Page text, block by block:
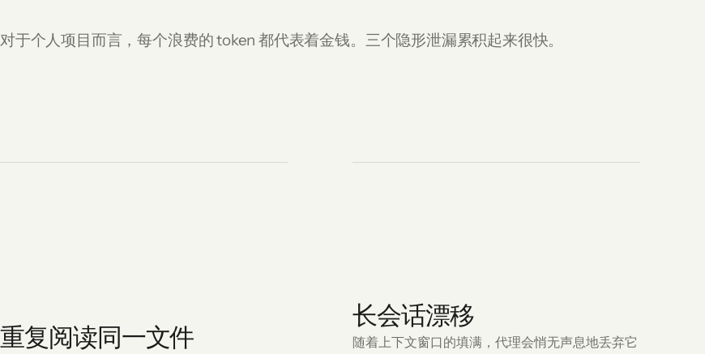
对于个人项目而言，每个浪费的 token 都代表着金钱。三个隐形泄漏累积起来很快。
重复阅读同一文件
长会话漂移
随着上下文窗口的填满，代理会悄无声息地丢弃它